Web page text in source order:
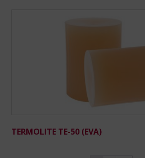
TERMOLITE TE-50 (EVA)